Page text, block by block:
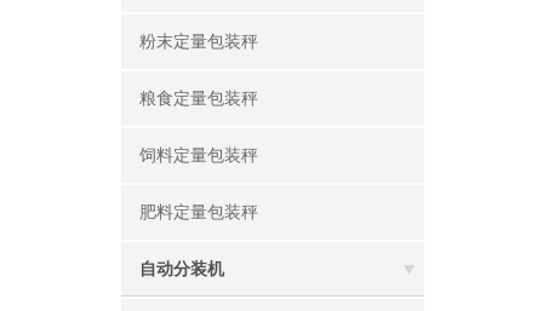
粉末定量包装秤
粮食定量包装秤
饲料定量包装秤
肥料定量包装秤
自动分装机